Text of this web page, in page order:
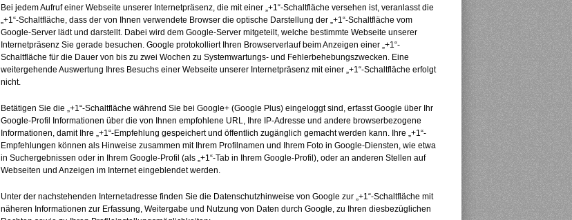
Bei jedem Aufruf einer Webseite unserer Internetpräsenz, die mit einer „+1“-Schaltfläche versehen ist, veranlasst die
„+1“-Schaltfläche, dass der von Ihnen verwendete Browser die optische Darstellung der „+1“-Schaltfläche vom
Google-Server lädt und darstellt. Dabei wird dem Google-Server mitgeteilt, welche bestimmte Webseite unserer
Internetpräsenz Sie gerade besuchen. Google protokolliert Ihren Browserverlauf beim Anzeigen einer „+1“-
Schaltfläche für die Dauer von bis zu zwei Wochen zu Systemwartungs- und Fehlerbehebungszwecken. Eine
weitergehende Auswertung Ihres Besuchs einer Webseite unserer Internetpräsenz mit einer „+1“-Schaltfläche erfolgt
nicht.
Betätigen Sie die „+1“-Schaltfläche während Sie bei Google+ (Google Plus) eingeloggt sind, erfasst Google über Ihr
Google-Profil Informationen über die von Ihnen empfohlene URL, Ihre IP-Adresse und andere browserbezogene
Informationen, damit Ihre „+1“-Empfehlung gespeichert und öffentlich zugänglich gemacht werden kann. Ihre „+1“-
Empfehlungen können als Hinweise zusammen mit Ihrem Profilnamen und Ihrem Foto in Google-Diensten, wie etwa
in Suchergebnissen oder in Ihrem Google-Profil (als „+1“-Tab in Ihrem Google-Profil), oder an anderen Stellen auf
Webseiten und Anzeigen im Internet eingeblendet werden.
Unter der nachstehenden Internetadresse finden Sie die Datenschutzhinweise von Google zur „+1“-Schaltfläche mit
näheren Informationen zur Erfassung, Weitergabe und Nutzung von Daten durch Google, zu Ihren diesbezüglichen